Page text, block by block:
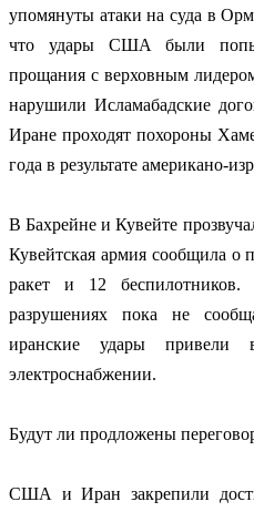
упомянуты атаки на суда в
что удары США были
прощания с верховным
нарушили Исламабадские
Иране проходят похороны
года в результате американо-
В Бахрейне и Кувейте
Кувейтская армия сообщила о
ракет и 12
разрушениях пока не
иранские удары
электроснабжении.
Будут ли продложены
США и Иран закрепили